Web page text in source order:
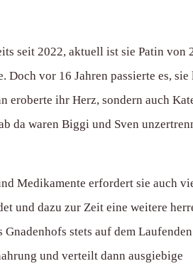
seit 2022, aktuell ist sie Patin von
Doch vor 16 Jahren passierte es,
eroberte ihr Herz, sondern auch
da waren Biggi und Sven
Medikamente erfordert sie auch
und dazu zur Zeit eine weitere
stets auf dem
und verteilt dann ausgiebige